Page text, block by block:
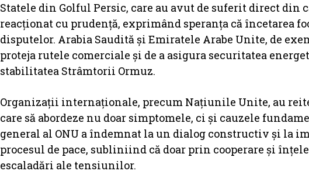
Statele din Golful Persic, care au avut de suferit direct din
reacționat cu prudență, exprimând speranța că încetarea
disputelor. Arabia Saudită și Emiratele Arabe Unite, de
proteja rutele comerciale și de a asigura securitatea
stabilitatea Strâmtorii Ormuz.
Organizații internaționale, precum Națiunile Unite, au
care să abordeze nu doar simptomele, ci și cauzele
general al ONU a îndemnat la un dialog constructiv și la
procesul de pace, subliniind că doar prin cooperare și
escaladări ale tensiunilor.